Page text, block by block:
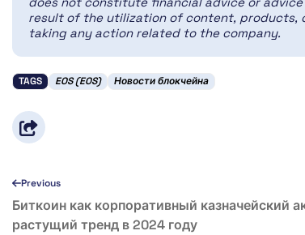
result of the utilization of content, products,
taking any action related to the company.
TAGS EOS (EOS) Новости блокчейна
Previous
Биткоин как корпоративный казначейский
растущий тренд в 2024 году